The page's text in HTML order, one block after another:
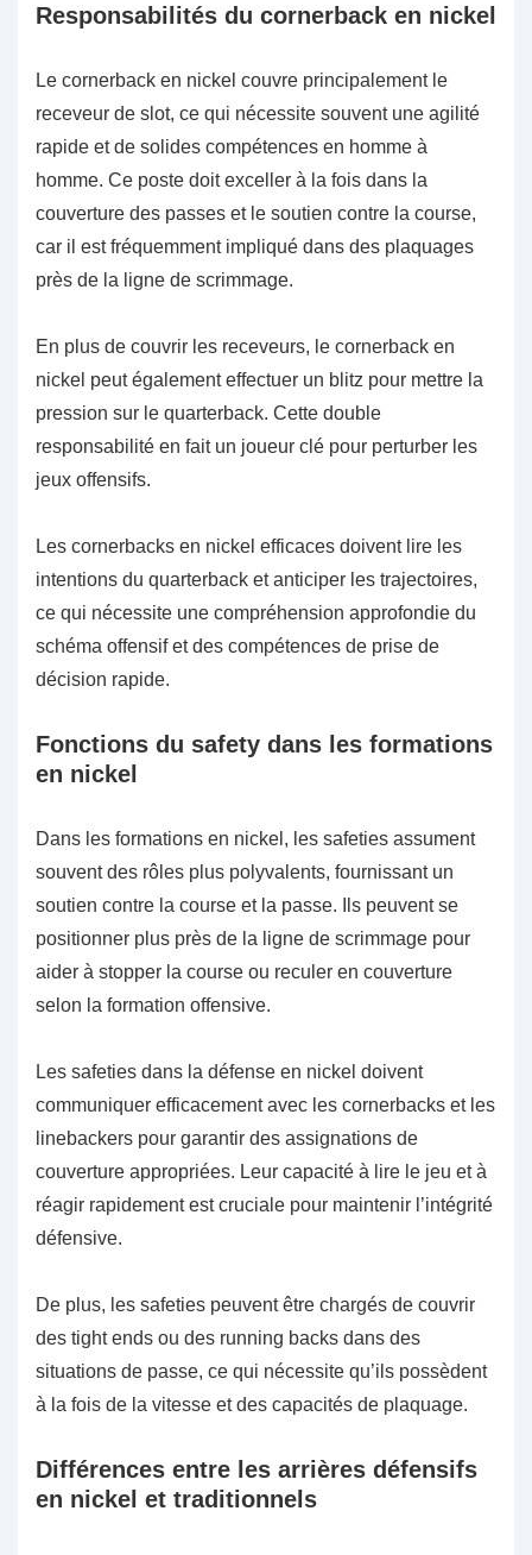
Responsabilités du cornerback en nickel
Le cornerback en nickel couvre principalement le
receveur de slot, ce qui nécessite souvent une agilité
rapide et de solides compétences en homme à
homme. Ce poste doit exceller à la fois dans la
couverture des passes et le soutien contre la course,
car il est fréquemment impliqué dans des plaquages
près de la ligne de scrimmage.
En plus de couvrir les receveurs, le cornerback en
nickel peut également effectuer un blitz pour mettre la
pression sur le quarterback. Cette double
responsabilité en fait un joueur clé pour perturber les
jeux offensifs.
Les cornerbacks en nickel efficaces doivent lire les
intentions du quarterback et anticiper les trajectoires,
ce qui nécessite une compréhension approfondie du
schéma offensif et des compétences de prise de
décision rapide.
Fonctions du safety dans les formations
en nickel
Dans les formations en nickel, les safeties assument
souvent des rôles plus polyvalents, fournissant un
soutien contre la course et la passe. Ils peuvent se
positionner plus près de la ligne de scrimmage pour
aider à stopper la course ou reculer en couverture
selon la formation offensive.
Les safeties dans la défense en nickel doivent
communiquer efficacement avec les cornerbacks et les
linebackers pour garantir des assignations de
couverture appropriées. Leur capacité à lire le jeu et à
réagir rapidement est cruciale pour maintenir l’intégrité
défensive.
De plus, les safeties peuvent être chargés de couvrir
des tight ends ou des running backs dans des
situations de passe, ce qui nécessite qu’ils possèdent
à la fois de la vitesse et des capacités de plaquage.
Différences entre les arrières défensifs
en nickel et traditionnels